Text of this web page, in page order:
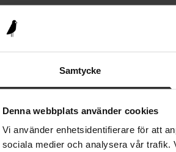
Samtycke
Denna webbplats använder cookies
Vi använder enhetsidentifierare för att
sociala medier och analysera vår trafik.
19 oktober